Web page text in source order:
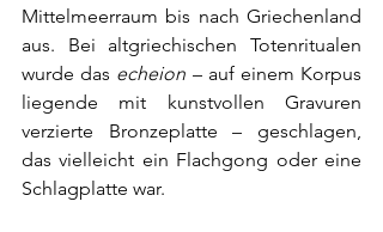
Mittelmeerraum bis nach Griechenland
aus. Bei altgriechischen Totenritualen
wurde das echeion – auf einem Korpus
liegende mit kunstvollen Gravuren
verzierte Bronzeplatte – geschlagen,
das vielleicht ein Flachgong oder eine
Schlagplatte war.